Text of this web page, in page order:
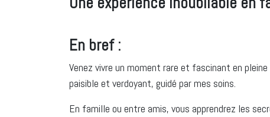
En bref :
Venez vivre un moment rare et fascinant en
paisible et verdoyant, guidé par mes soins.
En famille ou entre amis, vous apprendrez les